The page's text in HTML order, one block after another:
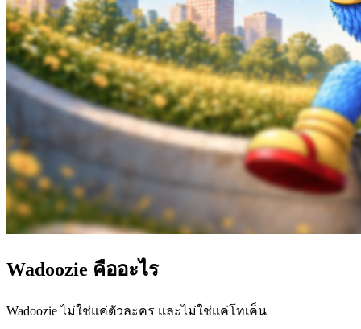
Wadoozie คืออะไร
Wadoozie ไม่ใช่แค่ตัวละคร และไม่ใช่แค่โทเค็น